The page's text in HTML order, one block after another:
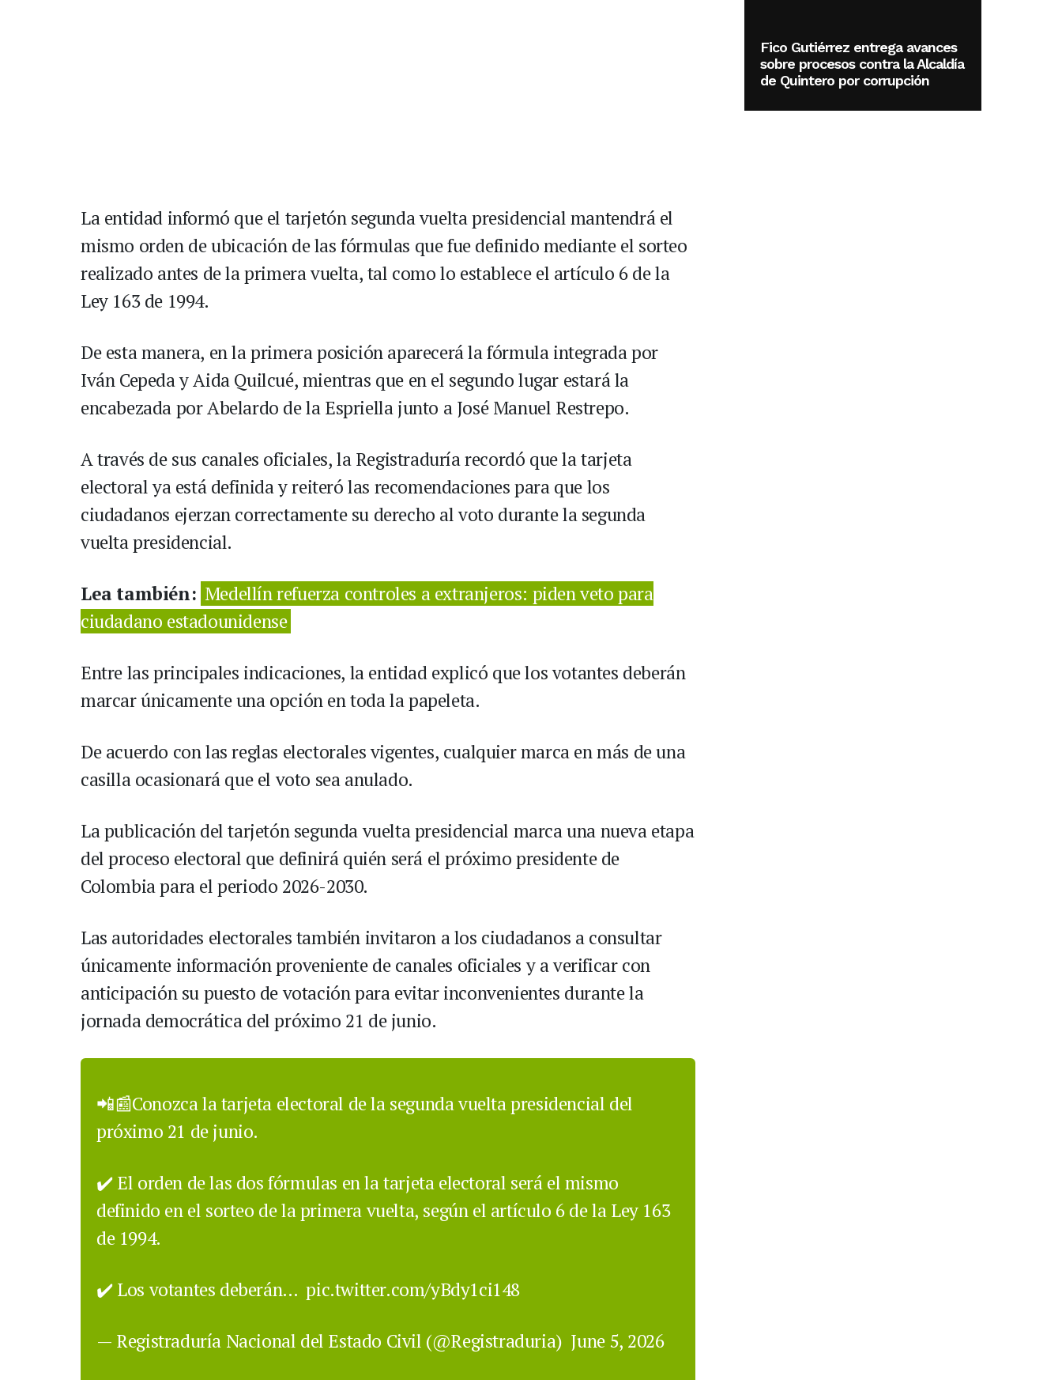
La entidad informó que el tarjetón segunda vuelta presidencial mantendrá el
mismo orden de ubicación de las fórmulas que fue definido mediante el sorteo
realizado antes de la primera vuelta, tal como lo establece el artículo 6 de la
Ley 163 de 1994.
De esta manera, en la primera posición aparecerá la fórmula integrada por
Iván Cepeda y Aida Quilcué, mientras que en el segundo lugar estará la
encabezada por Abelardo de la Espriella junto a José Manuel Restrepo.
A través de sus canales oficiales, la Registraduría recordó que la tarjeta
electoral ya está definida y reiteró las recomendaciones para que los
ciudadanos ejerzan correctamente su derecho al voto durante la segunda
vuelta presidencial.
Lea también: Medellín refuerza controles a extranjeros: piden veto para
ciudadano estadounidense
Entre las principales indicaciones, la entidad explicó que los votantes deberán
marcar únicamente una opción en toda la papeleta.
De acuerdo con las reglas electorales vigentes, cualquier marca en más de una
casilla ocasionará que el voto sea anulado.
La publicación del tarjetón segunda vuelta presidencial marca una nueva etapa
del proceso electoral que definirá quién será el próximo presidente de
Colombia para el periodo 2026-2030.
Las autoridades electorales también invitaron a los ciudadanos a consultar
únicamente información proveniente de canales oficiales y a verificar con
anticipación su puesto de votación para evitar inconvenientes durante la
jornada democrática del próximo 21 de junio.
📲📰Conozca la tarjeta electoral de la segunda vuelta presidencial del
próximo 21 de junio.
✔️ El orden de las dos fórmulas en la tarjeta electoral será el mismo
definido en el sorteo de la primera vuelta, según el artículo 6 de la Ley 163
de 1994.
✔️ Los votantes deberán… pic.twitter.com/yBdy1ci148
— Registraduría Nacional del Estado Civil (@Registraduria) June 5, 2026
Fico Gutiérrez entrega avances
sobre procesos contra la Alcaldía
de Quintero por corrupción